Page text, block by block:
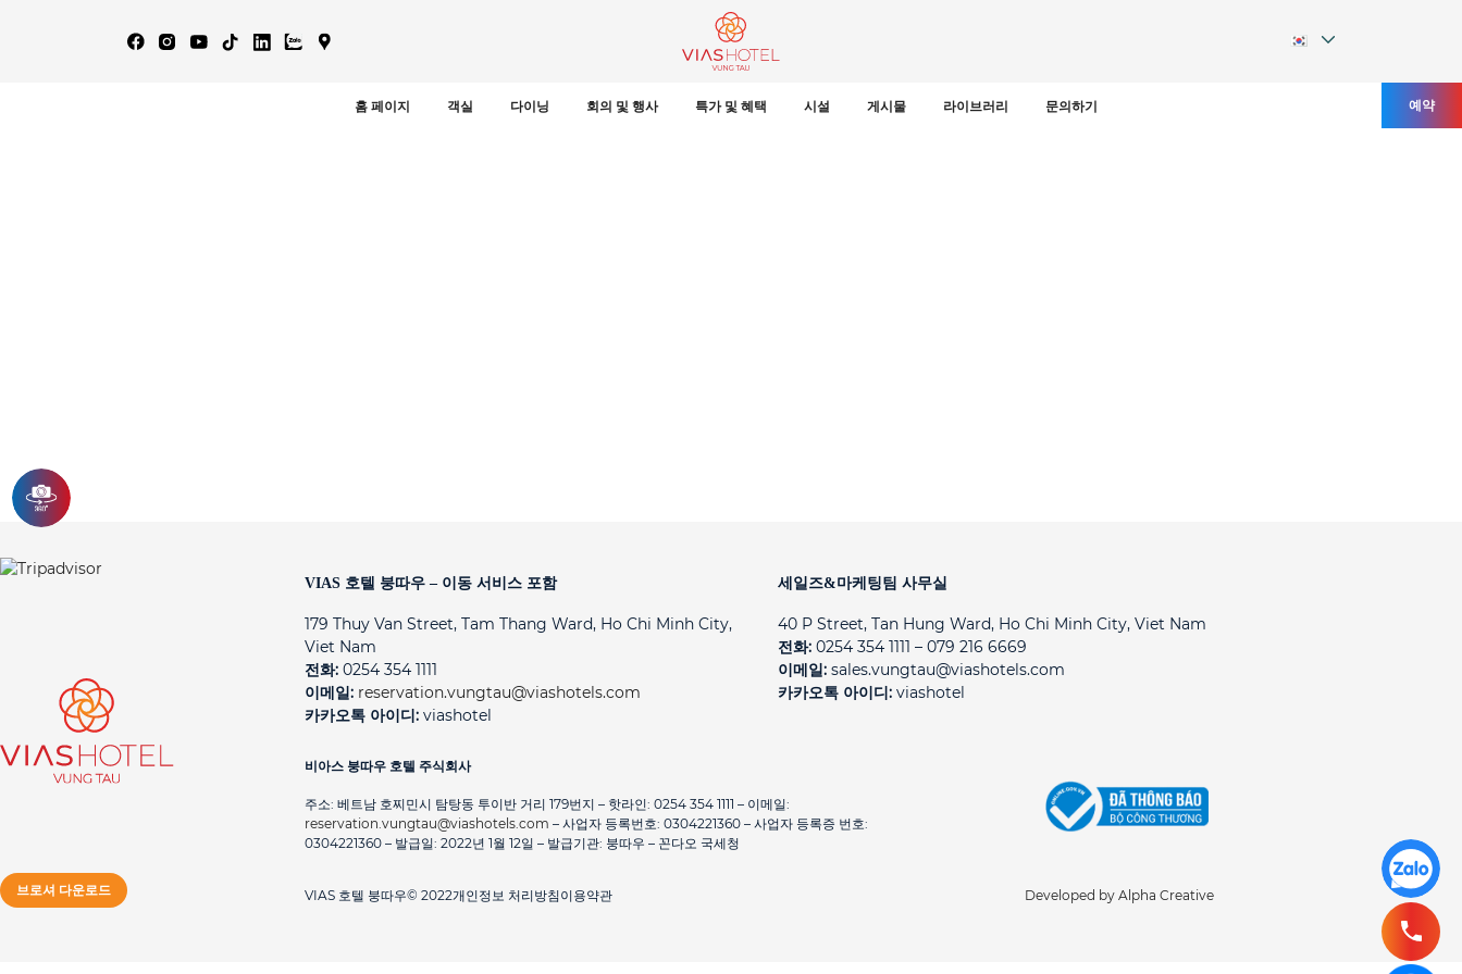
예약
홈 페이지 객실 다이닝 회의 및 행사 특가 및 혜택 시설 게시물 라이브러리 문의하기
VIAS 호텔 붕따우 – 이동 서비스 포함
179 Thuy Van Street, Tam Thang Ward, Ho Chi Minh City,
Viet Nam
전화: 0254 354 1111
이메일: reservation.vungtau@viashotels.com
카카오톡 아이디: viashotel
세일즈&마케팅팀 사무실
40 P Street, Tan Hung Ward, Ho Chi Minh City, Viet Nam
전화:0254 354 1111 – 079 216 6669
이메일:sales.vungtau@viashotels.com
카카오톡 아이디:viashotel
비아스 붕따우 호텔 주식회사
주소: 베트남 호찌민시 탐탕동 투이반 거리 179번지 – 핫라인: 0254 354 1111 – 이메일:
reservation.vungtau@viashotels.com – 사업자 등록번호: 0304221360 – 사업자 등록증 번호:
0304221360 – 발급일: 2022년 1월 12일 – 발급기관: 붕따우 – 꼰다오 국세청
브로셔 다운로드 VIAS 호텔 붕따우© 2022개인정보 처리방침이용약관 Developed by Alpha Creative